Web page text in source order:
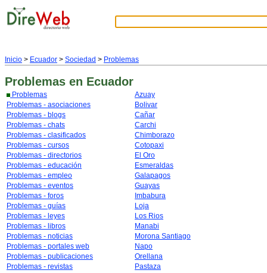
Inicio > Ecuador > Sociedad > Problemas
Problemas en Ecuador
Problemas
Problemas - asociaciones
Problemas - blogs
Problemas - chats
Problemas - clasificados
Problemas - cursos
Problemas - directorios
Problemas - educación
Problemas - empleo
Problemas - eventos
Problemas - foros
Problemas - guías
Problemas - leyes
Problemas - libros
Problemas - noticias
Problemas - portales web
Problemas - publicaciones
Problemas - revistas
Azuay
Bolivar
Cañar
Carchi
Chimborazo
Cotopaxi
El Oro
Esmeraldas
Galapagos
Guayas
Imbabura
Loja
Los Rios
Manabi
Morona Santiago
Napo
Orellana
Pastaza